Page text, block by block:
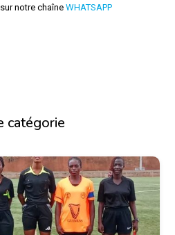
notre chaîne WHATSAPP
catégorie